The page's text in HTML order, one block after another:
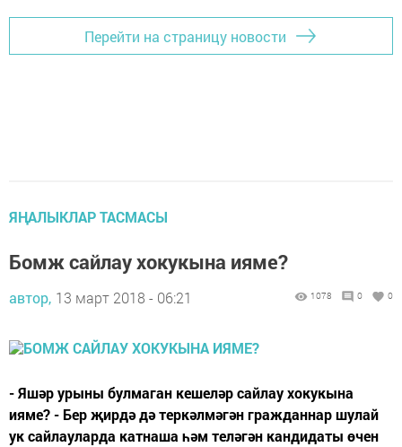
Перейти на страницу новости
ЯҢАЛЫКЛАР ТАСМАСЫ
Бомж сайлау хокукына ияме?
автор, 13 март 2018 - 06:21 1078 0 0
- Яшәр урыны булмаган кешеләр сайлау хокукына
ияме? - Бер җирдә дә теркәлмәгән гражданнар шулай
ук сайлауларда катнаша һәм теләгән кандидаты өчен